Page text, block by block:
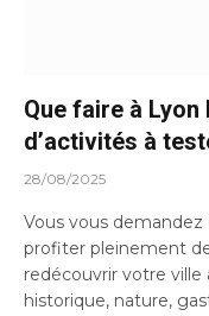
Que faire à
d’activités à
28/08/2025
Vous vous
profiter pleinement
redécouvrir votre
historique, nature,